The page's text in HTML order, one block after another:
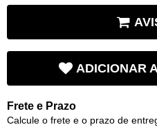
ADICIONAR
Frete e Prazo
Calcule o frete e o prazo de